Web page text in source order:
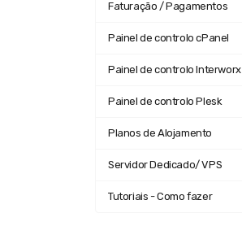
Faturação / Pagamentos
Painel de controlo cPanel
Painel de controlo Interworx
Painel de controlo Plesk
Planos de Alojamento
Servidor Dedicado/ VPS
Tutoriais - Como fazer